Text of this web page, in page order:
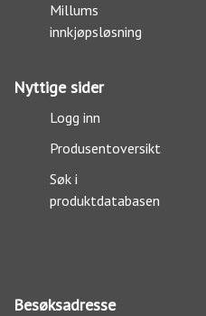
Millums
innkjøpsløsning
Nyttige sider
Logg inn
Produsentoversikt
Søk i
produktdatabasen
Besøksadresse